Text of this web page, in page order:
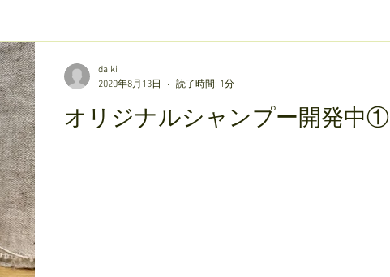
オリジナルシャンプー開発中①
daiki
2020年8月13日
読了時間: 1分